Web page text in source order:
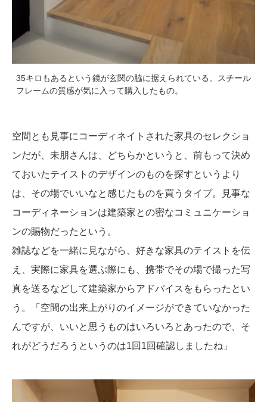
35キロもあるという鏡が玄関の脇に据えられている。スチール
フレームの質感が気に入って購入したもの。
空間とも見事にコーディネイトされた家具のセレクショ
ンだが、未朋さんは、どちらかというと、前もって決め
ておいたテイストのデザインのものを探すというより
は、その場でいいなと感じたものを買うタイプ。見事な
コーディネーションは建築家との密なコミュニケーショ
ンの賜物だったという。
雑誌などを一緒に見ながら、好きな家具のテイストを伝
え、実際に家具を選ぶ際にも、携帯でその場で撮った写
真を送るなどして建築家からアドバイスをもらったとい
う。「空間の出来上がりのイメージができていなかった
んですが、いいと思うものはいろいろとあったので、そ
れがどうだろうというのは1回1回確認しましたね」